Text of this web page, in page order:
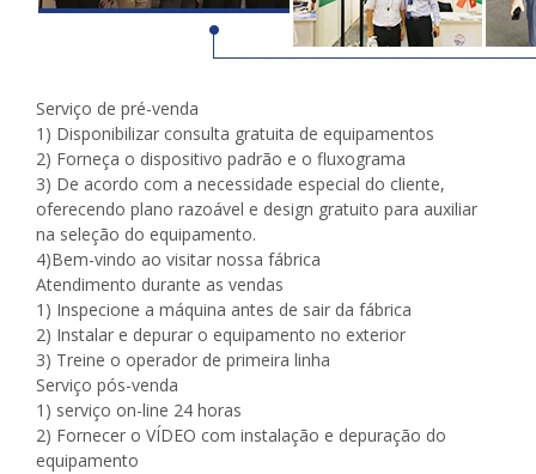
Serviço de pré-venda
1) Disponibilizar consulta gratuita de equipamentos
2) Forneça o dispositivo padrão e o fluxograma
3) De acordo com a necessidade especial do cliente,
oferecendo plano razoável e design gratuito para auxiliar
na seleção do equipamento.
4)Bem-vindo ao visitar nossa fábrica
Atendimento durante as vendas
1) Inspecione a máquina antes de sair da fábrica
2) Instalar e depurar o equipamento no exterior
3) Treine o operador de primeira linha
Serviço pós-venda
1) serviço on-line 24 horas
2) Fornecer o VÍDEO com instalação e depuração do
equipamento